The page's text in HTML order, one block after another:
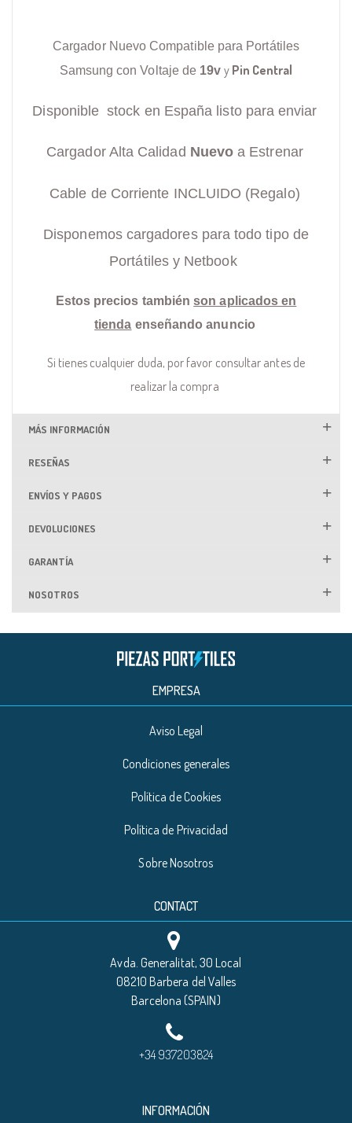
Cargador Nuevo Compatible para Portátiles
Samsung con Voltaje de 19v y Pin Central
Disponible stock en España listo para enviar
Cargador Alta Calidad Nuevo a Estrenar
Cable de Corriente INCLUIDO (Regalo)
Disponemos cargadores para todo tipo de
Portátiles y Netbook
Estos precios también son aplicados en
tienda enseñando anuncio
Si tienes cualquier duda, por favor consultar antes de
realizar la compra
MÁS INFORMACIÓN
RESEÑAS
ENVÍOS Y PAGOS
DEVOLUCIONES
GARANTÍA
NOSOTROS
EMPRESA
Aviso Legal
Condiciones generales
Política de Cookies
Política de Privacidad
Sobre Nosotros
CONTACT
Avda. Generalitat, 30 Local
08210 Barbera del Valles
Barcelona (SPAIN)
+34 937203824
INFORMACIÓN